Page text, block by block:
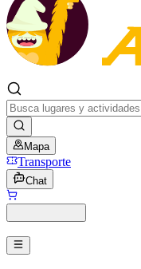
Mapa
Transporte
Chat